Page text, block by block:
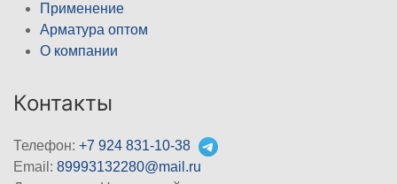
Применение
Арматура оптом
О компании
Контакты
Телефон: +7 924 831-10-38
Email: 89993132280@mail.ru